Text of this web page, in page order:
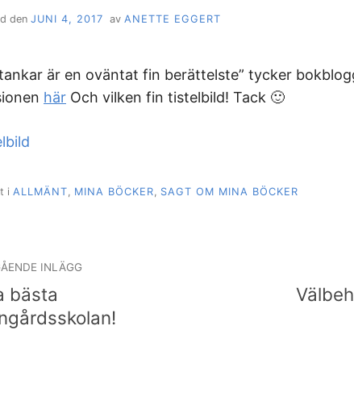
den JUNI 4, 2017 av ANETTE EGGERT
är en oväntat fin berättelste” tycker
här Och vilken fin tistelbild! Tack 🙂
i ALLMÄNT, MINA BÖCKER, SAGT OM MINA BÖCKER
INLÄGG
bästa